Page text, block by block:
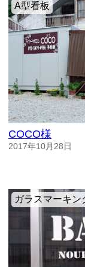
A型看板
COCO様
2017年10月28日
ガラスマーキン